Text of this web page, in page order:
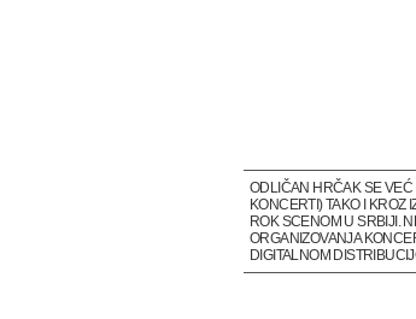
ODLIČAN HRČAK SE VEĆ
KONCERTI) TAKO I KROZ
ROK SCENOM U SRBIJI.
ORGANIZOVANJA
DIGITALNOM